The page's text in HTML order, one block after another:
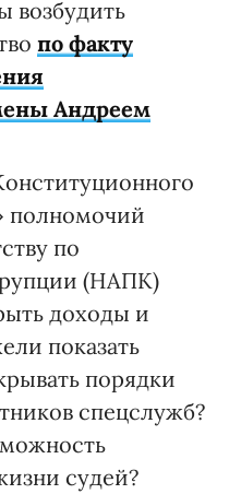
возбудить
по факту
Андреем
полномочий
по
(НАПК)
доходы и
показать
порядки
спецслужб?
судей?